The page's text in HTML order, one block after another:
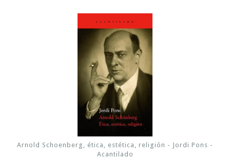
Arnold Schoenberg, ética, estética, religión - Jordi Pons -
Acantilado